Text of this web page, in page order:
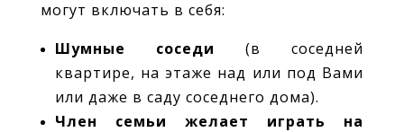
могут включать в себя:
Шумные соседи (в соседней
квартире, на этаже над или под Вами
или даже в саду соседнего дома).
Член семьи желает играть на